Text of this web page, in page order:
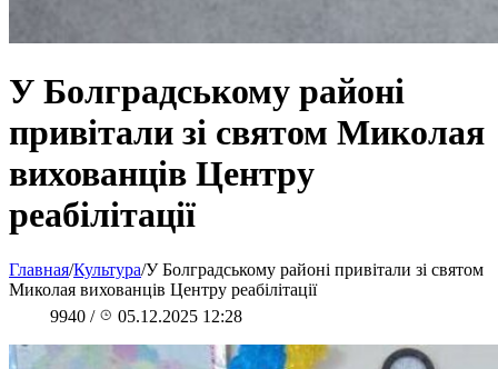
У Болградському районі
привітали зі святом Миколая
вихованців Центру
реабілітації
Главная/Культура/У Болградському районі привітали зі святом
Миколая вихованців Центру реабілітації
9940 / 05.12.2025 12:28